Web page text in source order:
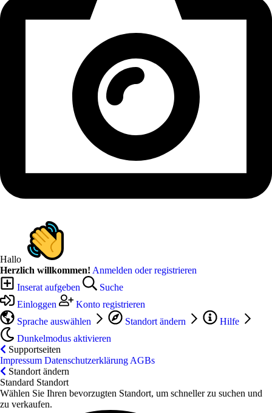
Hallo
Herzlich willkommen! Anmelden oder registrieren
Inserat aufgeben
Suche
Einloggen
Konto registrieren
Sprache auswählen
Standort ändern
Hilfe
Dunkelmodus aktivieren
Supportseiten
Impressum Datenschutzerklärung AGBs
Standort ändern
Standard Standort
Wählen Sie Ihren bevorzugten Standort, um schneller zu suchen und
zu verkaufen.